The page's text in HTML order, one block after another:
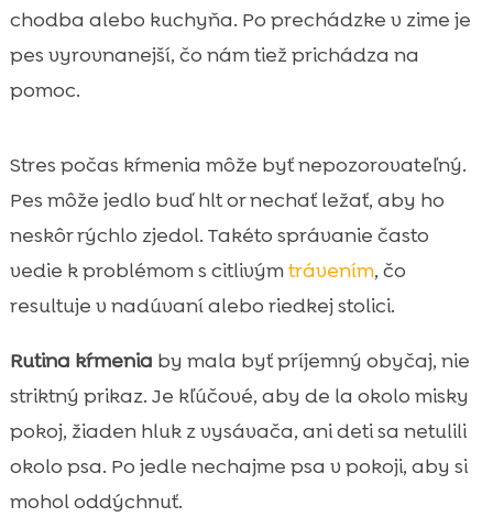
chodba alebo kuchyňa. Po prechádzke v zime je
pes vyrovnanejší, čo nám tiež prichádza na
pomoc.
Stres počas kŕmenia môže byť nepozorovateľný.
Pes môže jedlo buď hlt or nechať ležať, aby ho
neskôr rýchlo zjedol. Takéto správanie často
vedie k problémom s citlivýmtrávením, čo
resultuje v nadúvaní alebo riedkej stolici.
Rutina kŕmenia by mala byť príjemný obyčaj, nie
striktný prikaz. Je kľúčové, aby de la okolo misky
pokoj, žiaden hluk z vysávača, ani deti sa netulili
okolo psa. Po jedle nechajme psa v pokoji, aby si
mohol oddýchnuť.